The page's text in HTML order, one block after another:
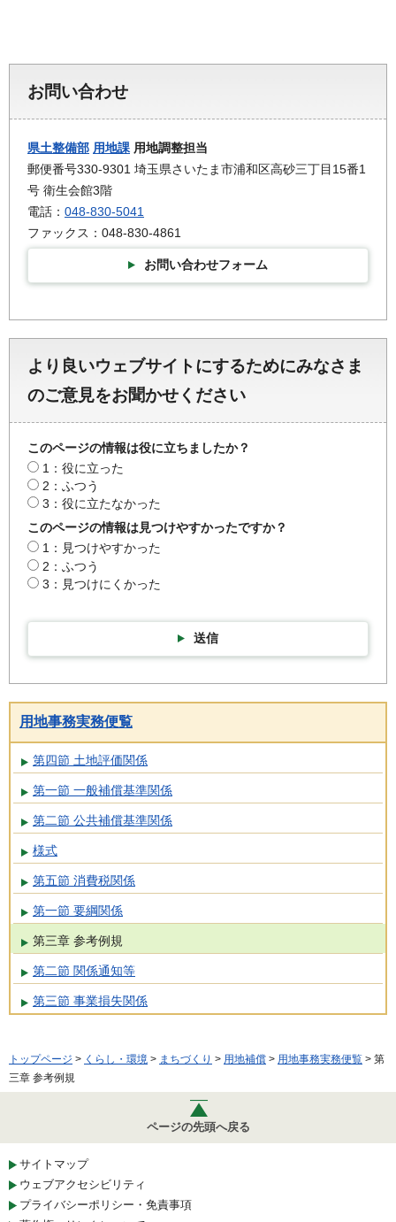
お問い合わせ
県土整備部 用地課 用地調整担当
郵便番号330-9301 埼玉県さいたま市浦和区高砂三丁目15番1
号 衛生会館3階
電話： 048-830-5041
ファックス：048-830-4861
お問い合わせフォーム
より良いウェブサイトにするためにみなさま
のご意見をお聞かせください
このページの情報は役に立ちましたか？
1：役に立った
2：ふつう
3：役に立たなかった
このページの情報は見つけやすかったですか？
1：見つけやすかった
2：ふつう
3：見つけにくかった
送信
用地事務実務便覧
第四節 土地評価関係
第一節 一般補償基準関係
第二節 公共補償基準関係
様式
第五節 消費税関係
第一節 要綱関係
第三章 参考例規
第二節 関係通知等
第三節 事業損失関係
トップページ > くらし・環境 > まちづくり > 用地補償 > 用地事務実務便覧 > 第
三章 参考例規
ページの先頭へ戻る
サイトマップ
ウェブアクセシビリティ
プライバシーポリシー・免責事項